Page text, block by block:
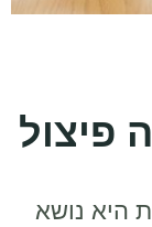
פיצול
היא נושא